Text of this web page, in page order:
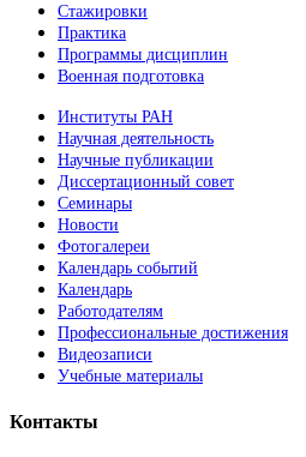
Стажировки
Практика
Программы дисциплин
Военная подготовка
Институты РАН
Научная деятельность
Научные публикации
Диссертационный совет
Семинары
Новости
Фотогалереи
Календарь событий
Календарь
Работодателям
Профессиональные достижения
Видеозаписи
Учебные материалы
Контакты